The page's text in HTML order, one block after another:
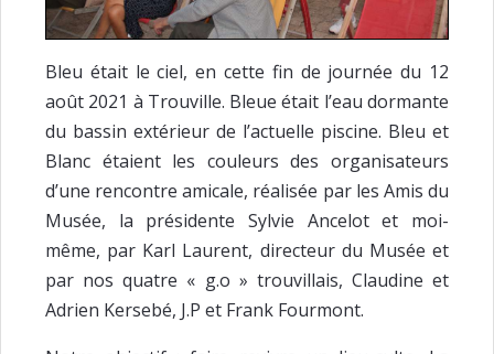
Bleu était le ciel, en cette fin de journée du 12
août 2021 à Trouville. Bleue était l’eau dormante
du bassin extérieur de l’actuelle piscine. Bleu et
Blanc étaient les couleurs des organisateurs
d’une rencontre amicale, réalisée par les Amis du
Musée, la présidente Sylvie Ancelot et moi-
même, par Karl Laurent, directeur du Musée et
par nos quatre « g.o » trouvillais, Claudine et
Adrien Kersebé, J.P et Frank Fourmont.